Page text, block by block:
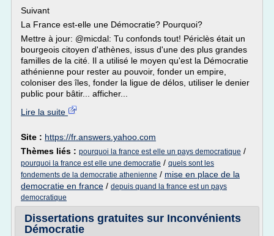
Suivant
La France est-elle une Démocratie? Pourquoi?
Mettre à jour: @micdal: Tu confonds tout! Périclès était un
bourgeois citoyen d'athènes, issus d'une des plus grandes
familles de la cité. Il a utilisé le moyen qu'est la Démocratie
athénienne pour rester au pouvoir, fonder un empire,
coloniser des îles, fonder la ligue de délos, utiliser le denier
public pour bâtir... afficher...
Lire la suite
Site : https://fr.answers.yahoo.com
Thèmes liés : pourquoi la france est elle un pays democratique /
pourquoi la france est elle une democratie / quels sont les
fondements de la democratie athenienne / mise en place de la
democratie en france / depuis quand la france est un pays
democratique
Dissertations gratuites sur Inconvénients
Démocratie